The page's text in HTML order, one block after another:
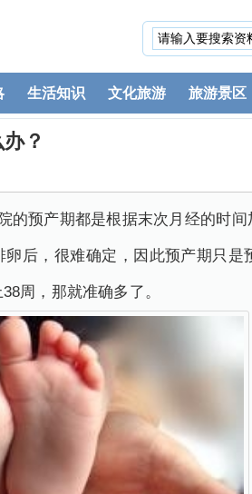
生活知识 文化旅游 旅游景区
？
的预产期都是根据末次月经的时
后，很难确定，因此预产期只
周，那就准确多了。